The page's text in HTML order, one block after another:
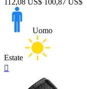
112,08 US$ 100,87 US$
Uomo
Estate
